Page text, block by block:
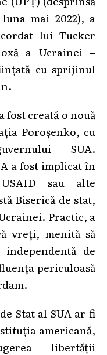
mai 2022), a
lui Tucker
a Ucrainei –
cu sprijinul
fost creată o nouă
Poroșenko, cu
SUA.
a fost implicat în
sau alte
Biserică de stat,
Practic, a
vreți, menită să
de
periculoasă
Stat al SUA ar fi
americană,
libertății